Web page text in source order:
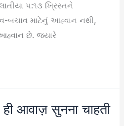
૫:૧૩ ખ્રિસ્તને
માટેનું આહ્વાન નથી,
છે. જ્યારે
आवाज़ सुनना चाहती